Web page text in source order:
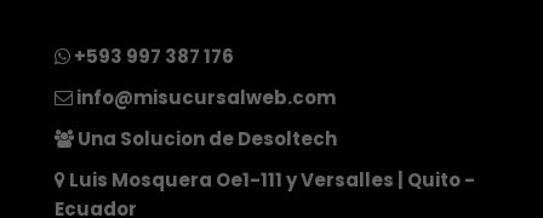
+593 997 387 176
info@misucursalweb.com
Una Solucion de Desoltech
Luis Mosquera Oe1-111 y Versalles | Quito -
Ecuador